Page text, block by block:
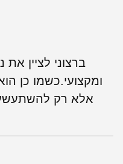
ברצוני לציין
ומקצועי.כשמו כן
אלא רק להשתעשע